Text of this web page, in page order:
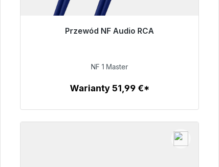
Przewód NF Audio RCA
Gotowy do natychmiastowej wysyłki, czas
99,00 €
NF 1 Master
Warianty 51,99 €*